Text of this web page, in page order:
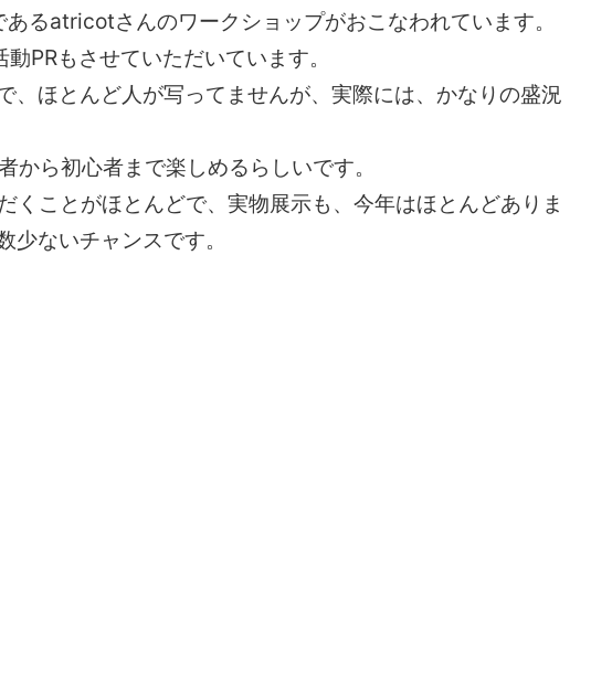
るatricotさんのワークショップがおこなわれています。
PRもさせていただいています。
、ほとんど人が写ってませんが、実際には、かなりの盛況
ら初心者まで楽しめるらしいです。
くことがほとんどで、実物展示も、今年はほとんどありま
ないチャンスです。